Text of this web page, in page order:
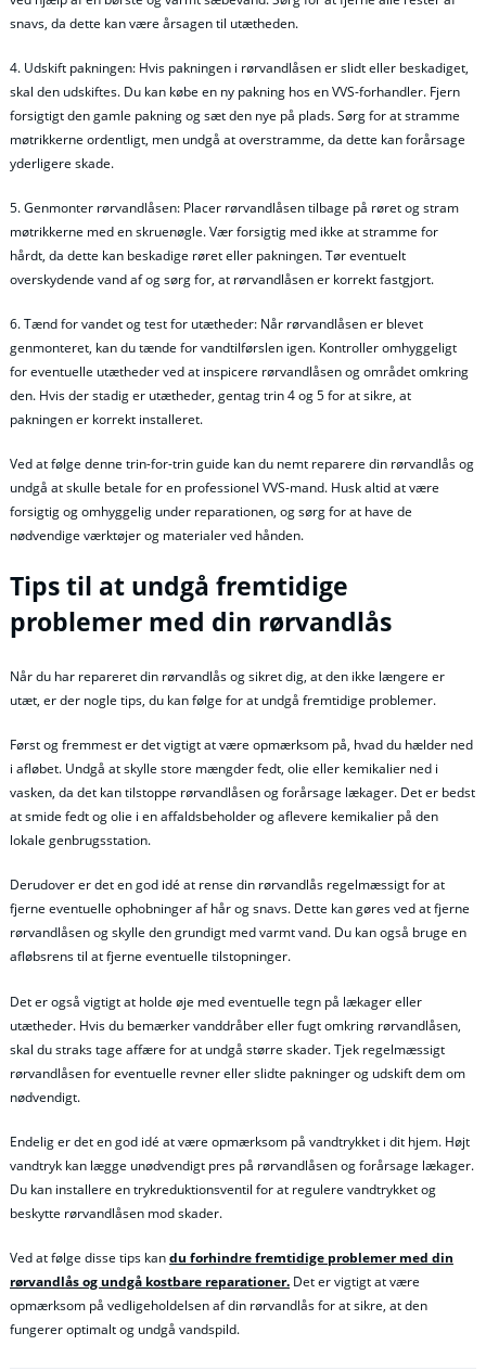
snavs, da dette kan være årsagen til utætheden.
4. Udskift pakningen: Hvis pakningen i rørvandlåsen er slidt eller beskadiget,
skal den udskiftes. Du kan købe en ny pakning hos en VVS-forhandler. Fjern
forsigtigt den gamle pakning og sæt den nye på plads. Sørg for at stramme
møtrikkerne ordentligt, men undgå at overstramme, da dette kan forårsage
yderligere skade.
5. Genmonter rørvandlåsen: Placer rørvandlåsen tilbage på røret og stram
møtrikkerne med en skruenøgle. Vær forsigtig med ikke at stramme for
hårdt, da dette kan beskadige røret eller pakningen. Tør eventuelt
overskydende vand af og sørg for, at rørvandlåsen er korrekt fastgjort.
6. Tænd for vandet og test for utætheder: Når rørvandlåsen er blevet
genmonteret, kan du tænde for vandtilførslen igen. Kontroller omhyggeligt
for eventuelle utætheder ved at inspicere rørvandlåsen og området omkring
den. Hvis der stadig er utætheder, gentag trin 4 og 5 for at sikre, at
pakningen er korrekt installeret.
Ved at følge denne trin-for-trin guide kan du nemt reparere din rørvandlås og
undgå at skulle betale for en professionel VVS-mand. Husk altid at være
forsigtig og omhyggelig under reparationen, og sørg for at have de
nødvendige værktøjer og materialer ved hånden.
Tips til at undgå fremtidige
problemer med din rørvandlås
Når du har repareret din rørvandlås og sikret dig, at den ikke længere er
utæt, er der nogle tips, du kan følge for at undgå fremtidige problemer.
Først og fremmest er det vigtigt at være opmærksom på, hvad du hælder ned
i afløbet. Undgå at skylle store mængder fedt, olie eller kemikalier ned i
vasken, da det kan tilstoppe rørvandlåsen og forårsage lækager. Det er bedst
at smide fedt og olie i en affaldsbeholder og aflevere kemikalier på den
lokale genbrugsstation.
Derudover er det en god idé at rense din rørvandlås regelmæssigt for at
fjerne eventuelle ophobninger af hår og snavs. Dette kan gøres ved at fjerne
rørvandlåsen og skylle den grundigt med varmt vand. Du kan også bruge en
afløbsrens til at fjerne eventuelle tilstopninger.
Det er også vigtigt at holde øje med eventuelle tegn på lækager eller
utætheder. Hvis du bemærker vanddråber eller fugt omkring rørvandlåsen,
skal du straks tage affære for at undgå større skader. Tjek regelmæssigt
rørvandlåsen for eventuelle revner eller slidte pakninger og udskift dem om
nødvendigt.
Endelig er det en god idé at være opmærksom på vandtrykket i dit hjem. Højt
vandtryk kan lægge unødvendigt pres på rørvandlåsen og forårsage lækager.
Du kan installere en trykreduktionsventil for at regulere vandtrykket og
beskytte rørvandlåsen mod skader.
Ved at følge disse tips kandu forhindre fremtidige problemer med din
rørvandlås og undgå kostbare reparationer. Det er vigtigt at være
opmærksom på vedligeholdelsen af din rørvandlås for at sikre, at den
fungerer optimalt og undgå vandspild.